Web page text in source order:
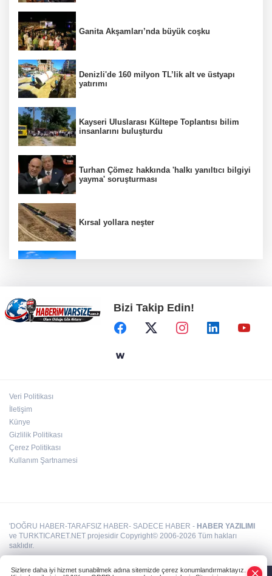
Ganita Akşamları’nda büyük coşku
Denizli'de 160 milyon TL’lik alt ve üstyapı
yatırımı
Kayseri Uluslarası Kültepe Toplantısı bilim
insanlarını buluşturdu
Turhan Çömez hakkında 'halkı yanıltıcı bilgiyi
yayma' soruşturması
Kırsal yollara neşter
Bodrum’da Ferrari’li deniz keyfi!
Kayseri Uluslararası Âşık Seyrani Kültür ve
Bizi Takip Edin!
Veri Politikası
İletişim
Künye
Gizlilik Politikası
Çerez Politikası
Kullanım Şartnamesi
'DOĞRU HABER-TARAFSIZ HABER- SADECE HABER - HABER YAZILIMI
ve TURKTICARET.NET projesidir Copyright© 2006-2026 Tüm hakları
saklıdır.
Sizlere daha iyi hizmet sunabilmek adına sitemizde çerez konumlandırmaktayız.